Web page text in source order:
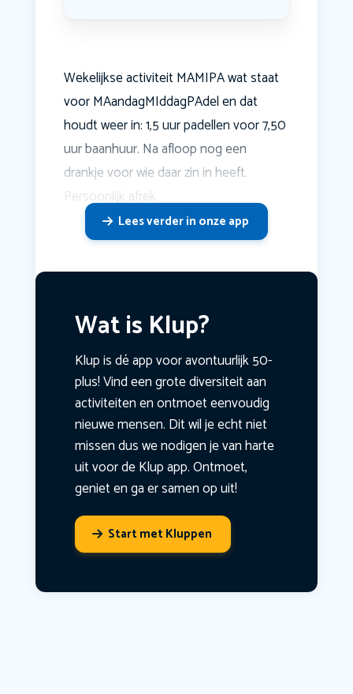
Wekelijkse activiteit MAMIPA wat staat
voor MAandagMIddagPAdel en dat
houdt weer in: 1,5 uur padellen voor 7,50
uur baanhuur. Na afloop nog een
drankje voor wie daar zin in heeft.
Persoonlijk afrek
Lees verder in onze app
Wat is Klup?
Klup is dé app voor avontuurlijk 50-
plus! Vind een grote diversiteit aan
activiteiten en ontmoet eenvoudig
nieuwe mensen. Dit wil je echt niet
missen dus we nodigen je van harte
uit voor de Klup app. Ontmoet,
geniet en ga er samen op uit!
Start met Kluppen